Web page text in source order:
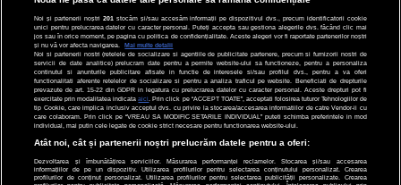
CINEMA
DIVERTISMENT
STIRI
TEHNOLOGIE
SPORT
JOBURI PRO
Noi și partenerii noștri 201 stocăm și/sau accesăm informații pe dispozitivul dvs., precum identificatorii cookie
unici pentru prelucrarea datelor cu caracter personal. Puteți accepta sau gestiona alegerile dvs. făcând clic mai
jos sau în orice moment, pe pagina cu politica de confidențialitate. Aceste alegeri vor fi raportate partenerilor noștri
și nu vă vor afecta navigarea.
Mai multe detalii
Noi si partenerii nostri (retelele de socializare si agentiile de publicitate partenere, precum si furnizorii nostri de
servicii de date analitice) prelucram date pentru a permite website-ului sa functioneze, pentru a personaliza
continutul si anunturile publicitare afisate in functie de interesele si/sau profilul dvs., pentru a va oferi
functionalitati aferente retelelor de socializare si pentru a analiza traficul pe website. Beneficiati de drepturile
prevazute de art. 15-22 din GDPR in legatura cu prelucrarea datelor cu caracter personal. Aceste drepturi pot fi
exercitate prin modalitatea indicataaici . Prin click pe “ACCEPT TOATE”, acceptati folosirea tuturor Tehnologiilor de
tip Cookie, care implica inclusiv acceptul dvs. cu privire la stocarea/accesarea informatiilor de catre Vendor-ii cu
care colaboram. Prin click pe “VREAU SA MODIFIC SETARILE INDIVIDUAL” puteti schimba preferintele in mod
individual, mai putin cele legate de cookie strict necesare pentru functionarea website-ului.
Atât noi, cât și partenerii noștri prelucrăm datele pentru a oferi:
Dezvoltarea și îmbunătățirea serviciilor. Măsurarea performanței reclamelor. Stocarea și/sau accesarea
informațiilor de pe un dispozitiv. Utilizarea profilurilor pentru selectarea conținutului personalizat. Crearea
profilurilor de conținut personalizat. Utilizarea profilurilor pentru selectarea publicității personalizate. Crearea